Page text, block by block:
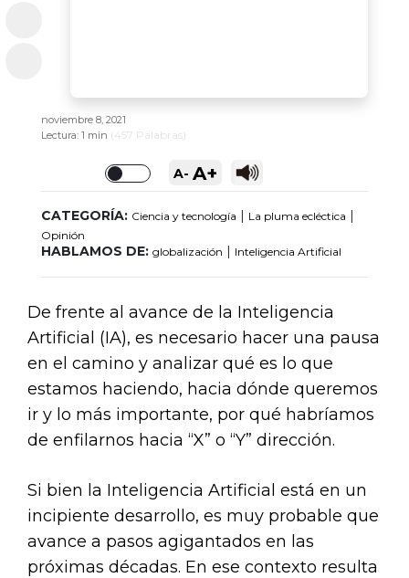
noviembre 8, 2021
Lectura: 1 min ( 457 Palabras)
Toggle
A- A+
CATEGORÍA: Ciencia y tecnología | La pluma ecléctica |
Opinión
HABLAMOS DE: globalización | Inteligencia Artificial
De frente al avance de la Inteligencia
Artificial (IA), es necesario hacer una pausa
en el camino y analizar qué es lo que
estamos haciendo, hacia dónde queremos
ir y lo más importante, por qué habríamos
de enfilarnos hacia “X” o “Y” dirección.
Si bien la Inteligencia Artificial está en un
incipiente desarrollo, es muy probable que
avance a pasos agigantados en las
próximas décadas. En ese contexto resulta